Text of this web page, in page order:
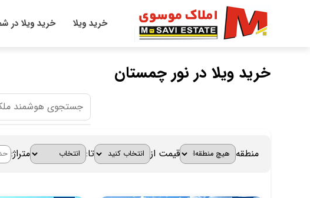
خرید ویلا خرید ویلا در
خرید ویلا در نور چمستان
منطقه قیمت از تا: متراژ: